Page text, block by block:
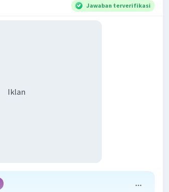
Jawaban terverifikasi
Iklan